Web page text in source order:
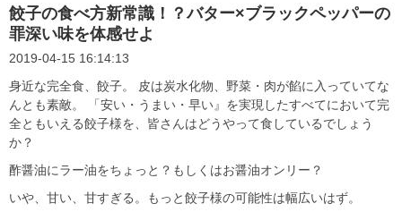
餃子の食べ方新常識！？バター×ブラックペッパーの
罪深い味を体感せよ
2019-04-15 16:14:13
身近な完全食、餃子。 皮は炭水化物、野菜・肉が餡に入っていてな
んとも素敵。 「安い・うまい・早い』を実現したすべてにおいて完
全ともいえる餃子様を、皆さんはどうやって食しているでしょう
か？
酢醤油にラー油をちょっと？もしくはお醤油オンリー？
いや、甘い、甘すぎる。もっと餃子様の可能性は幅広いはず。